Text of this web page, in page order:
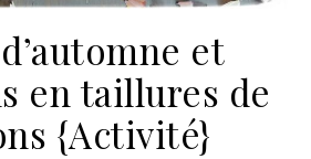
et
en taillures de
{Activité}